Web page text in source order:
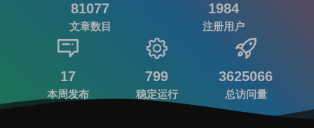
81077
文章数目
1984
注册用户
17
本周发布
799
稳定运行
3625066
总访问量